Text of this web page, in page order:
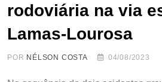
rodoviária na via
Lamas-Lourosa
POR NÉLSON COSTA 04/08/2023